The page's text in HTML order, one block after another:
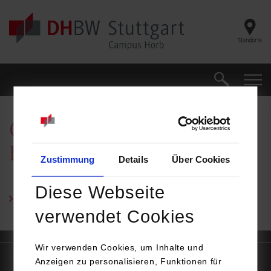
Zustimmung Details Über Cookies
Diese Webseite
verwendet Cookies
Wir verwenden Cookies, um Inhalte und
Anzeigen zu personalisieren, Funktionen für
Skip to main content
Standorte
Suche Suche
Organisationsplan Campus
Horb
Organisationsplan Campus Horb (PDF)
Quicklinks